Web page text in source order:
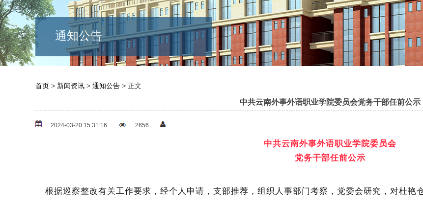
通知公告
首页 > 新闻资讯 > 通知公告 > 正文
中共云南外事外语职业学院委员会党务干部任前公示
2024-03-20 15:31:16 2656
中共云南外事外语职业学院委员会
党务干部任前公示
根据巡察整改有关工作要求，经个人申请，支部推荐，组织人事部门考察，党委会研究，对杜艳